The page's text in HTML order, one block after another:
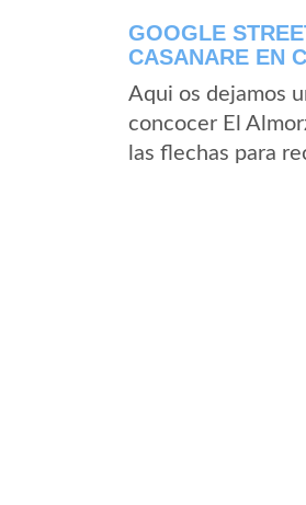
GOOGLE
CASANARE EN
Aqui os dejamos
concocer El
las flechas para